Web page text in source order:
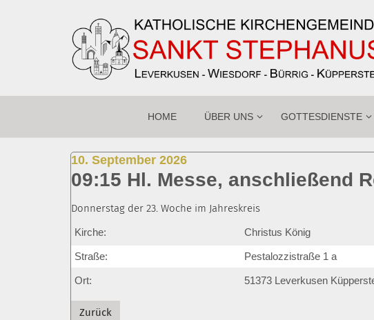
HOME ÜBER UNS GOTTESDIENSTE
10. September 2026:
09:15 Hl. Messe, anschließend
Donnerstag der 23. Woche im Jahreskreis
Kirche: Christus König
Straße: Pestalozzistraße 1 a
Ort: 51373 Leverkusen
Zurück